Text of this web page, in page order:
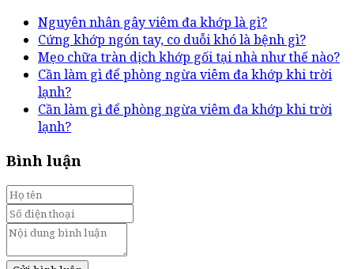
Nguyên nhân gây viêm đa khớp là gì?
Cứng khớp ngón tay, co duỗi khó là bệnh gì?
Mẹo chữa tràn dịch khớp gối tại nhà như thế nào?
Cần làm gì để phòng ngừa viêm đa khớp khi trời
lạnh?
Cần làm gì để phòng ngừa viêm đa khớp khi trời
lạnh?
Bình luận